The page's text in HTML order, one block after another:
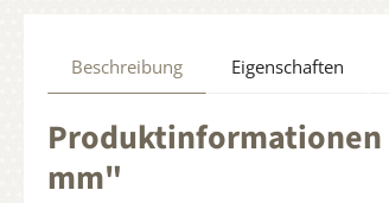
Beschreibung Eigenschaften
Produktinformationen
mm"